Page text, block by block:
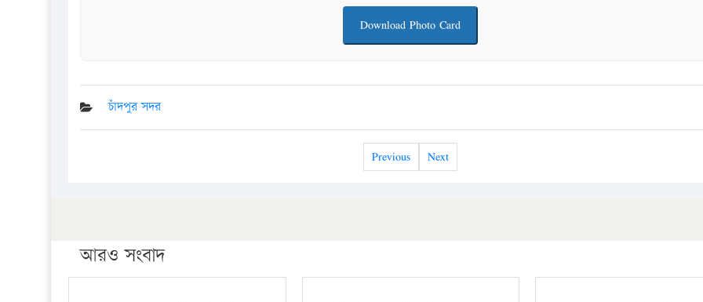
Download Photo Card
চাঁদপুর সদর
Previous Next
আরও সংবাদ